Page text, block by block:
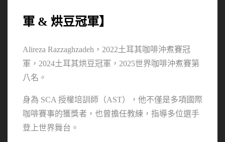
軍 & 烘豆冠軍】
Alireza Razzaghzadeh，2022土耳其咖啡沖煮賽冠
軍，2024土耳其烘豆冠軍，2025世界咖啡沖煮賽第
八名。
身為 SCA 授權培訓師（AST），他不僅是多項國際
咖啡賽事的獲獎者，也曾擔任教練，指導多位選手
登上世界舞台。